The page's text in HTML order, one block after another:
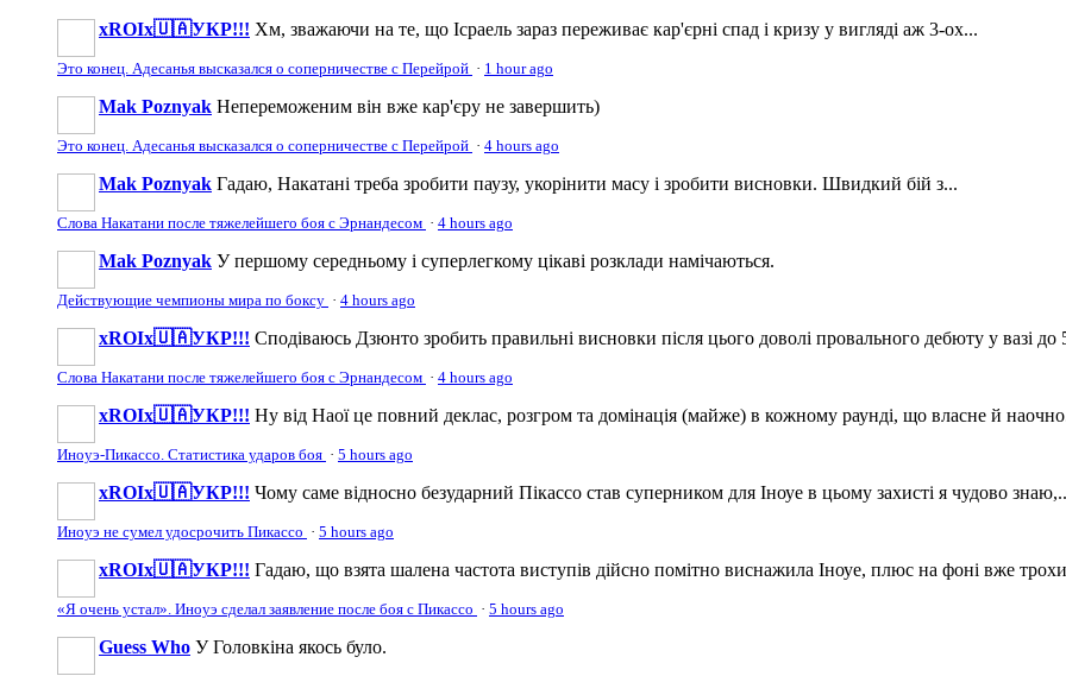
xROIx🇺🇦УКР!!! Хм, зважаючи на те, що Ісраель зараз переживає кар'єрні спад і кризу у вигляді аж 3-ох...
Это конец. Адесанья высказался о соперничестве с Перейрой · 1 hour ago
Mak Poznyak Непереможеним він вже кар'єру не завершить)
Это конец. Адесанья высказался о соперничестве с Перейрой · 4 hours ago
Mak Poznyak Гадаю, Накатані треба зробити паузу, укорінити масу і зробити висновки. Швидкий бій з...
Слова Накатани после тяжелейшего боя с Эрнандесом · 4 hours ago
Mak Poznyak У першому середньому і суперлегкому цікаві розклади намічаються.
Действующие чемпионы мира по боксу · 4 hours ago
xROIx🇺🇦УКР!!! Сподіваюсь Дзюнто зробить правильні висновки після цього доволі провального дебюту у вазі до
Слова Накатани после тяжелейшего боя с Эрнандесом · 4 hours ago
xROIx🇺🇦УКР!!! Ну від Наої це повний деклас, розгром та домінація (майже) в кожному раунді, що власне й
Иноуэ-Пикассо. Статистика ударов боя · 5 hours ago
xROIx🇺🇦УКР!!! Чому саме відносно безударний Пікассо став суперником для Іноуе в цьому захисті я чудово
Иноуэ не сумел удосрочить Пикассо · 5 hours ago
xROIx🇺🇦УКР!!! Гадаю, що взята шалена частота виступів дійсно помітно виснажила Іноуе, плюс на фоні вже
«Я очень устал». Иноуэ сделал заявление после боя с Пикассо · 5 hours ago
Guess Who У Головкіна якось було.